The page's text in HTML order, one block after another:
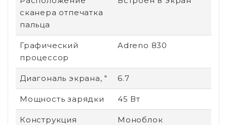
сканера отпечатка
пальца
Графический
процессор
Adreno 830
Диагональ экрана, " 6.7
Мощность зарядки 45 Вт
Конструкция
Моноблок